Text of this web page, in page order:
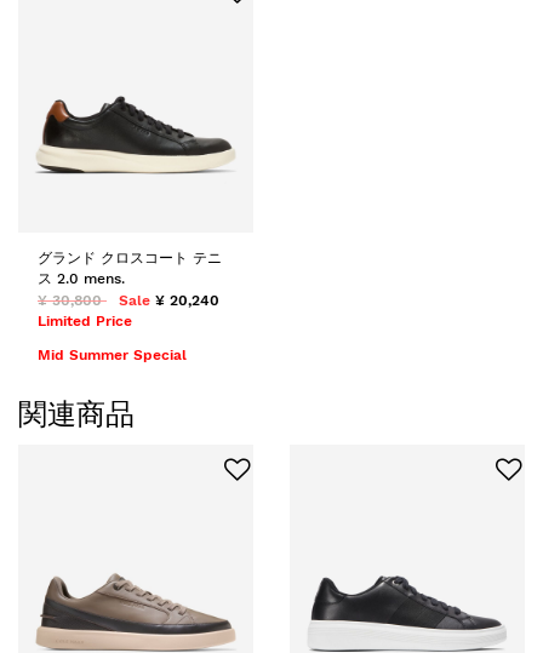
グランド クロスコート テニ
ス 2.0 mens.
¥ 30,800
Sale ¥ 20,240
Limited Price
Mid Summer Special
関連商品